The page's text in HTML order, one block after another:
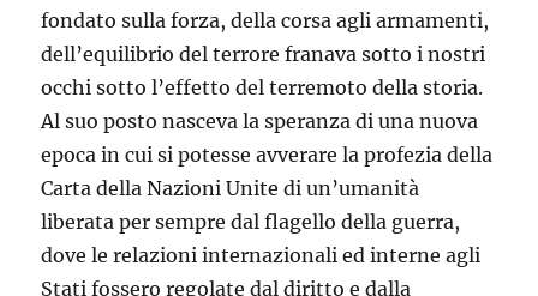
fondato sulla forza, della corsa agli armamenti,
dell’equilibrio del terrore franava sotto i nostri
occhi sotto l’effetto del terremoto della storia.
Al suo posto nasceva la speranza di una nuova
epoca in cui si potesse avverare la profezia della
Carta della Nazioni Unite di un’umanità
liberata per sempre dal flagello della guerra,
dove le relazioni internazionali ed interne agli
Stati fossero regolate dal diritto e dalla